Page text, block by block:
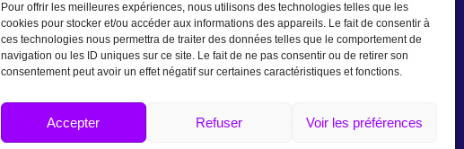
Pour offrir les meilleures expériences, nous utilisons des technologies telles que les
cookies pour stocker et/ou accéder aux informations des appareils. Le fait de consentir à
ces technologies nous permettra de traiter des données telles que le comportement de
navigation ou les ID uniques sur ce site. Le fait de ne pas consentir ou de retirer son
consentement peut avoir un effet négatif sur certaines caractéristiques et fonctions.
Accepter Refuser Voir les préférences